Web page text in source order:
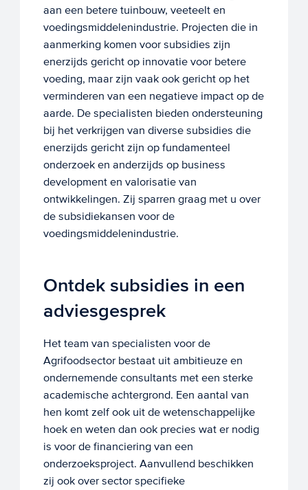
aan een betere tuinbouw, veeteelt en
voedingsmiddelenindustrie. Projecten die in
aanmerking komen voor subsidies zijn
enerzijds gericht op innovatie voor betere
voeding, maar zijn vaak ook gericht op het
verminderen van een negatieve impact op de
aarde. De specialisten bieden ondersteuning
bij het verkrijgen van diverse subsidies die
enerzijds gericht zijn op fundamenteel
onderzoek en anderzijds op business
development en valorisatie van
ontwikkelingen. Zij sparren graag met u over
de subsidiekansen voor de
voedingsmiddelenindustrie.
Ontdek subsidies in een
adviesgesprek
Het team van specialisten voor de
Agrifoodsector bestaat uit ambitieuze en
ondernemende consultants met een sterke
academische achtergrond. Een aantal van
hen komt zelf ook uit de wetenschappelijke
hoek en weten dan ook precies wat er nodig
is voor de financiering van een
onderzoeksproject. Aanvullend beschikken
zij ook over sector specifieke